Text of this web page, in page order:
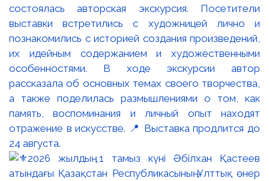
состоялась авторская экскурсия. Посетители
выставки встретились с художницей лично и
познакомились с историей создания произведений,
их идейным содержанием и художественными
особенностями. В ходе экскурсии автор
рассказала об основных темах своего творчества,
а также поделилась размышлениями о том, как
память, воспоминания и личный опыт находят
отражение в искусстве. 📍 Выставка продлится до
24 августа.